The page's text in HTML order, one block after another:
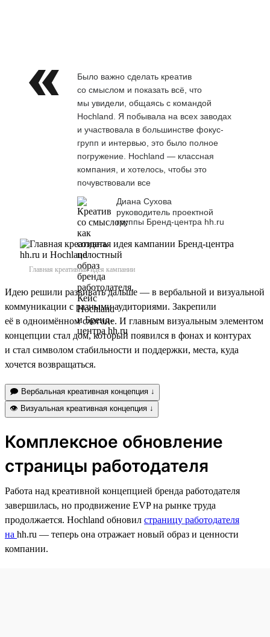
Было важно сделать креатив
со смыслом и показать всё, что
мы увидели, общаясь с командой
Hochland. Я побывала на всех заводах
и участвовала в большинстве фокус-
групп и интервью, это было полное
погружение. Hochland — классная
компания, и хотелось, чтобы это
почувствовали все
Диана Сухова
руководитель проектной
группы Бренд-центра hh.ru
Главная креативная идея кампании
Идею решили развивать дальше — в вербальной и визуальной
коммуникации с разными аудиториями. Закрепили
её в одноимённом слогане. И главным визуальным элементом
концепции стал дом, который появился в фонах и контурах
и стал символом стабильности и поддержки, места, куда
хочется возвращаться.
🗩 Вербальная креативная концепция ↓
👁 Визуальная креативная концепция ↓
Комплексное обновление
страницы работодателя
Работа над креативной концепцией бренда работодателя
завершилась, но продвижение EVP на рынке труда
продолжается. Hochland обновил страницу работодателя
на hh.ru — теперь она отражает новый образ и ценности
компании.